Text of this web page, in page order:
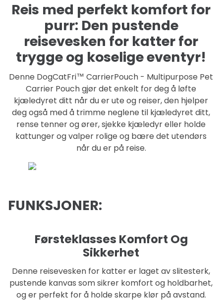
Reis med perfekt komfort for
purr: Den pustende
reisevesken for katter for
trygge og koselige eventyr!
Denne DogCatFri™ CarrierPouch - Multipurpose Pet
Carrier Pouch gjør det enkelt for deg å løfte
kjæledyret ditt når du er ute og reiser, den hjelper
deg også med å trimme neglene til kjæledyret ditt,
rense tenner og ører, sjekke kjæledyr eller holde
kattunger og valper rolige og bære det utendørs
når du er på reise.
FUNKSJONER:
Førsteklasses Komfort Og
Sikkerhet
Denne reisevesken for katter er laget av slitesterk,
pustende kanvas som sikrer komfort og holdbarhet,
og er perfekt for å holde skarpe klør på avstand.